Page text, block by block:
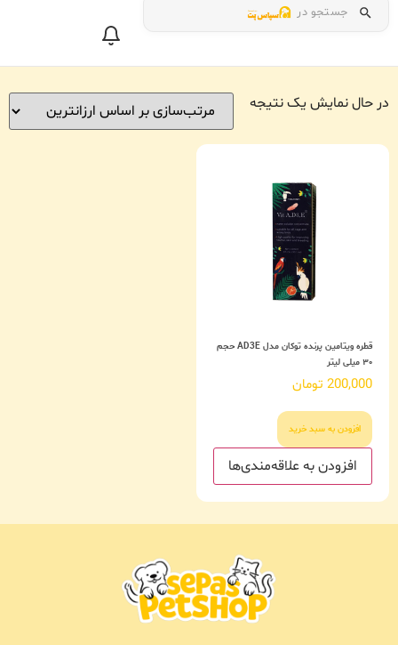
جستجو در
در حال نمایش یک نتیجه
قطره ویتامین پرنده توکان مدل AD3E حجم
۳۰ میلی لیتر
200,000 تومان
افزودن به سبد خرید
افزودن به علاقه‌مندی‌ها